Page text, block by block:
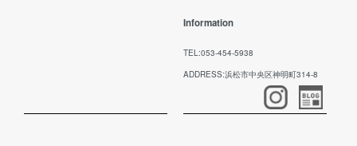
Information
TEL:053-454-5938
ADDRESS:浜松市中央区神明町314-8